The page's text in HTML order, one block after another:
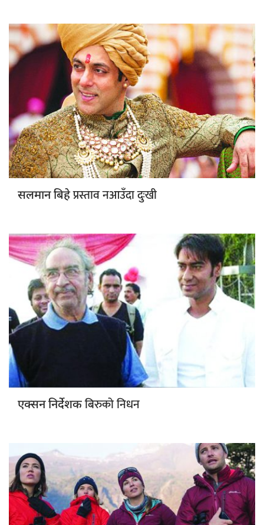
सलमान बिहेप्रस्ताव नआउँदा दुःखी
एक्सन निर्देशकबिरुको निधन